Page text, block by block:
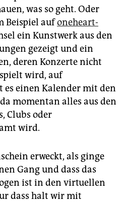
was so geht. Oder
Beispiel aufoneheart-
ein Kunstwerk aus den
gezeigt und ein
deren Konzerte nicht
wird, auf
es einen Kalender mit den
momentan alles aus den
Clubs oder
wird.
erweckt, als ginge
Gang und dass das
ist in den virtuellen
dass halt wir mit